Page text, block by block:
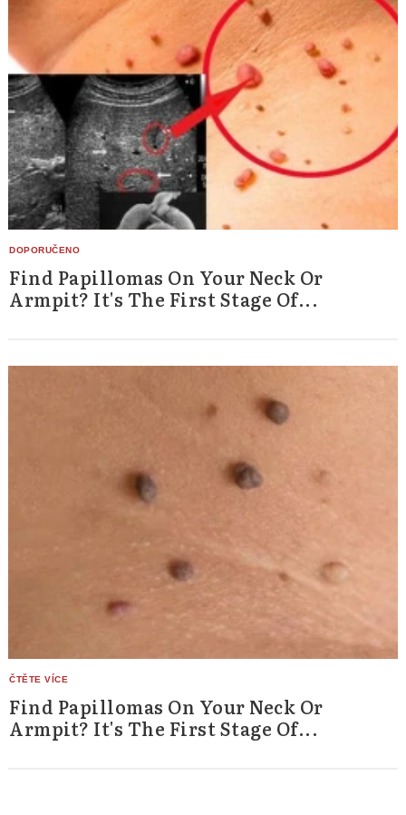
Find Papillomas On Your Neck Or
Armpit? It's The First Stage Of...
Find Papillomas On Your Neck Or
Armpit? It's The First Stage Of...